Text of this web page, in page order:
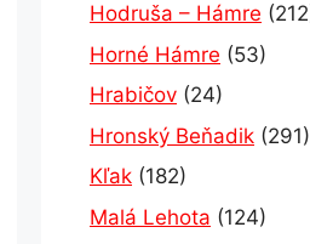
Hodruša – Hámre
Horné Hámre (53)
Hrabičov (24)
Hronský Beňadik (291)
Kľak (182)
Malá Lehota (124)